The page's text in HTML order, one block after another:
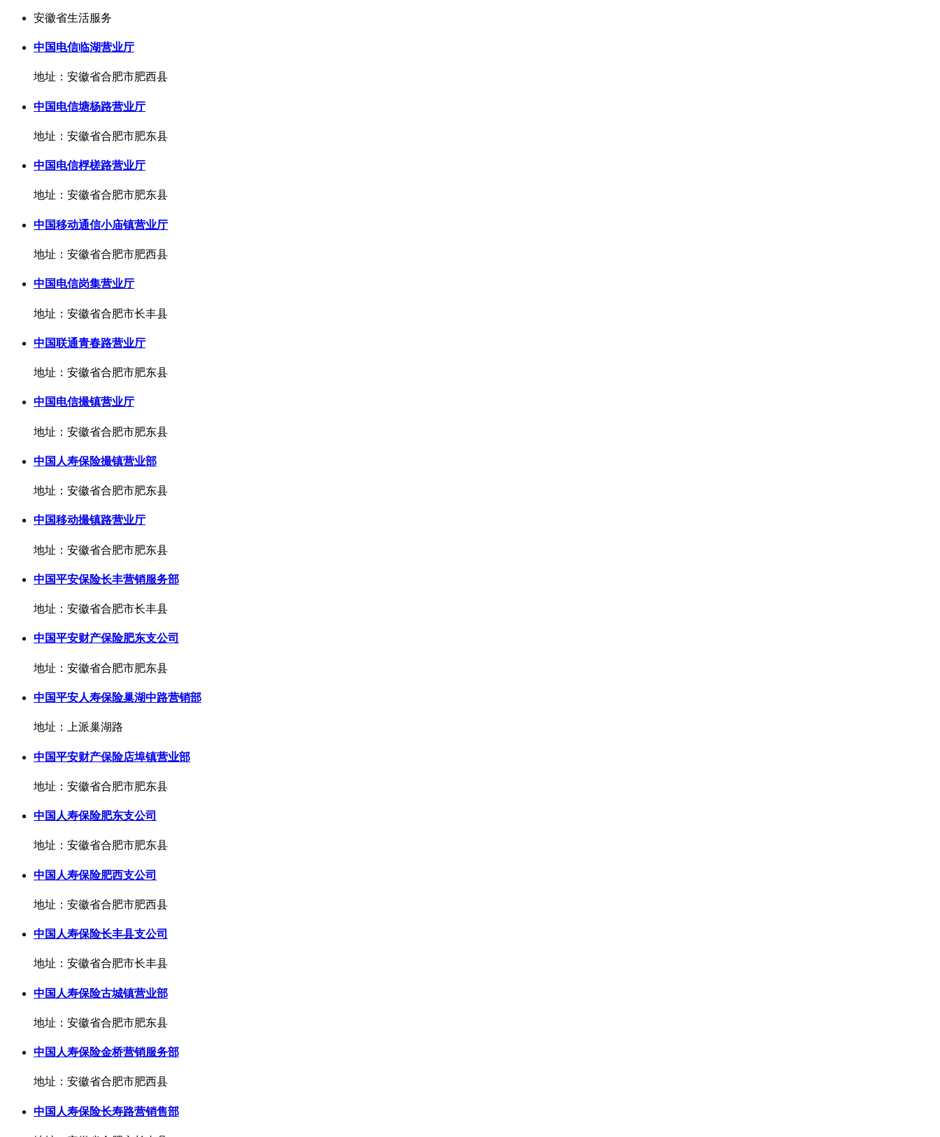
安徽省生活服务
中国电信临湖营业厅
地址：安徽省合肥市肥西县
中国电信塘杨路营业厅
地址：安徽省合肥市肥东县
中国电信桴槎路营业厅
地址：安徽省合肥市肥东县
中国移动通信小庙镇营业厅
地址：安徽省合肥市肥西县
中国电信岗集营业厅
地址：安徽省合肥市长丰县
中国联通青春路营业厅
地址：安徽省合肥市肥东县
中国电信撮镇营业厅
地址：安徽省合肥市肥东县
中国人寿保险撮镇营业部
地址：安徽省合肥市肥东县
中国移动撮镇路营业厅
地址：安徽省合肥市肥东县
中国平安保险长丰营销服务部
地址：安徽省合肥市长丰县
中国平安财产保险肥东支公司
地址：安徽省合肥市肥东县
中国平安人寿保险巢湖中路营销部
地址：上派巢湖路
中国平安财产保险店埠镇营业部
地址：安徽省合肥市肥东县
中国人寿保险肥东支公司
地址：安徽省合肥市肥东县
中国人寿保险肥西支公司
地址：安徽省合肥市肥西县
中国人寿保险长丰县支公司
地址：安徽省合肥市长丰县
中国人寿保险古城镇营业部
地址：安徽省合肥市肥东县
中国人寿保险金桥营销服务部
地址：安徽省合肥市肥西县
中国人寿保险长寿路营销售部